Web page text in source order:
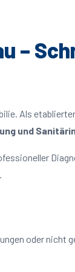
–
Als etablierter
und
oder nicht